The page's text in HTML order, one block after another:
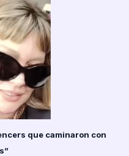
que caminaron con